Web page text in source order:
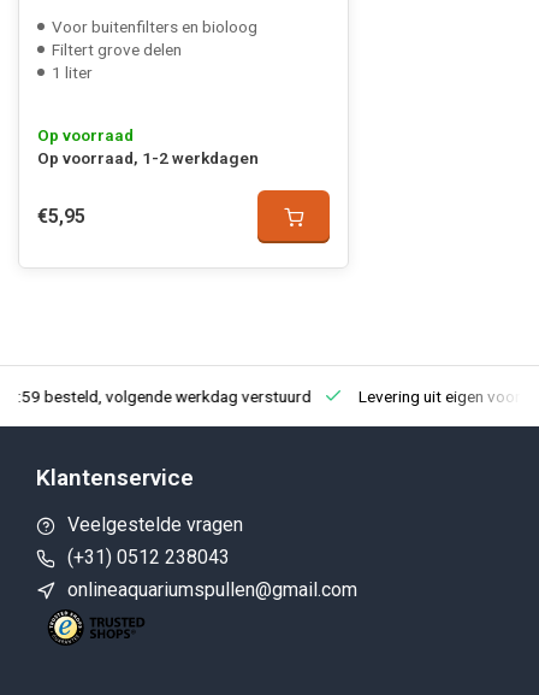
Voor buitenfilters en bioloog
Filtert grove delen
1 liter
Op voorraad
Op voorraad, 1-2 werkdagen
€5,95
besteld, volgende werkdag verstuurd Levering uit eigen
Klantenservice
Veelgestelde vragen
(+31) 0512 238043
onlineaquariumspullen@gmail.com